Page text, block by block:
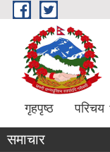
Skip to main content
गृहपृष्ठ परिचय
समाचार